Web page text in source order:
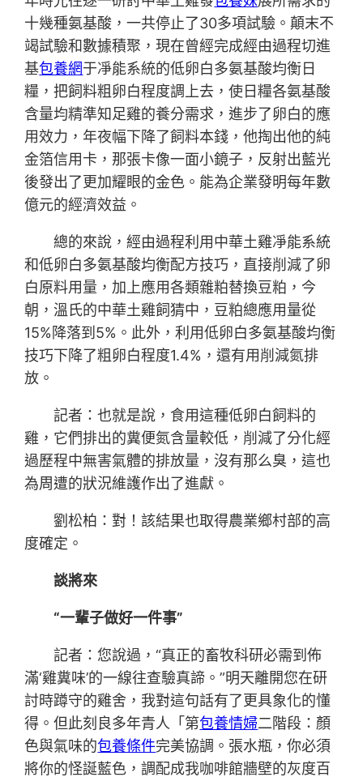
十幾種氨基酸，一共停止了30多項試驗。顛末不
竭試驗和數據積聚，現在曾經完成經由過程切進
基包養網于凈能系統的低卵白多氨基酸均衡日
糧，把飼料粗卵白程度調上去，使日糧各氨基酸
含量均精準知足雞的養分需求，進步了卵白的應
用效力，年夜幅下降了飼料本錢，他掏出他的純
金箔信用卡，那張卡像一面小鏡子，反射出藍光
後發出了更加耀眼的金色。能為企業發明每年數
億元的經濟效益。
總的來說，經由過程利用中華土雞凈能系統
和低卵白多氨基酸均衡配方技巧，直接削減了卵
白原料用量，加上應用各類雜粕替換豆粕，今
朝，溫氏的中華土雞飼猜中，豆粕總應用量從
15%降落到5%。此外，利用低卵白多氨基酸均衡
技巧下降了粗卵白程度1.4%，還有用削減氮排
放。
記者：也就是說，食用這種低卵白飼料的
雞，它們排出的糞便氮含量較低，削減了分化經
過歷程中無害氣體的排放量，沒有那么臭，這也
為周遭的狀況維護作出了進獻。
劉松柏：對！該結果也取得農業鄉村部的高
度確定。
談將來
“一輩子做好一件事”
記者：您說過，“真正的畜牧科研必需到佈
滿‘雞糞味’的一線往查驗真諦。”明天離開您在研
討時蹲守的雞舍，我對這句話有了更具象化的懂
得。但此刻良多年青人「第包養情婦二階段：顏
色與氣味的包養條件完美協調。張水瓶，你必須
將你的怪誕藍色，調配成我咖啡館牆壁的灰度百